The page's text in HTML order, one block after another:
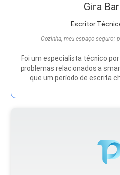
Gina
Escritor
Cozinha, meu espaço seguro;
Foi um especialista técnico
problemas relacionados a
que um período de escrita